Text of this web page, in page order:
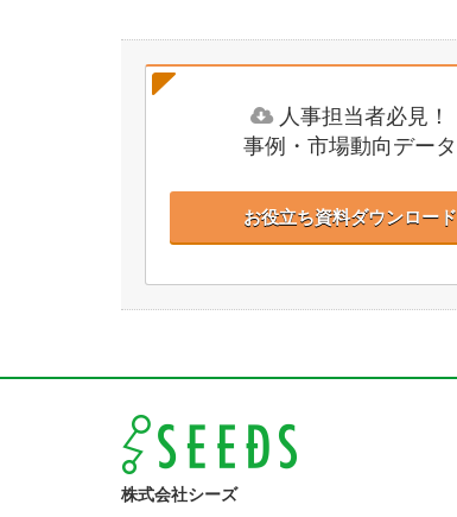
人事担当者必見！
事例・市場動向データ
お役立ち資料ダウンロード
株式会社シーズ